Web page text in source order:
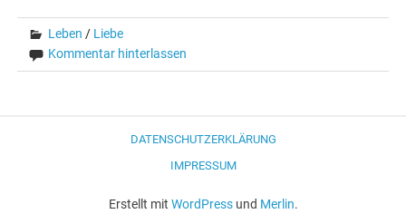
Leben / Liebe
Kommentar hinterlassen
DATENSCHUTZERKLÄRUNG
IMPRESSUM
Erstellt mit WordPressund Merlin.